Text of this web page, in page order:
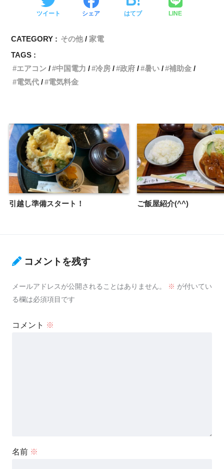
ツイート シェア はてブ LINE
CATEGORY : その他
家電
TAGS :
エアコン
中国電力 冷房 政府 暑い
補助金
電気代
電気料金
引越し準備スタート！ ご飯屋紹介(^^)
コメントを残す
メールアドレスが公開されることはありません。 ※ が付いてい
る欄は必須項目です
コメント ※
名前 ※